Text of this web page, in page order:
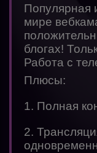
Популярная
мире
блогах!
Работа с
Плюсы:
1. Полная
2.